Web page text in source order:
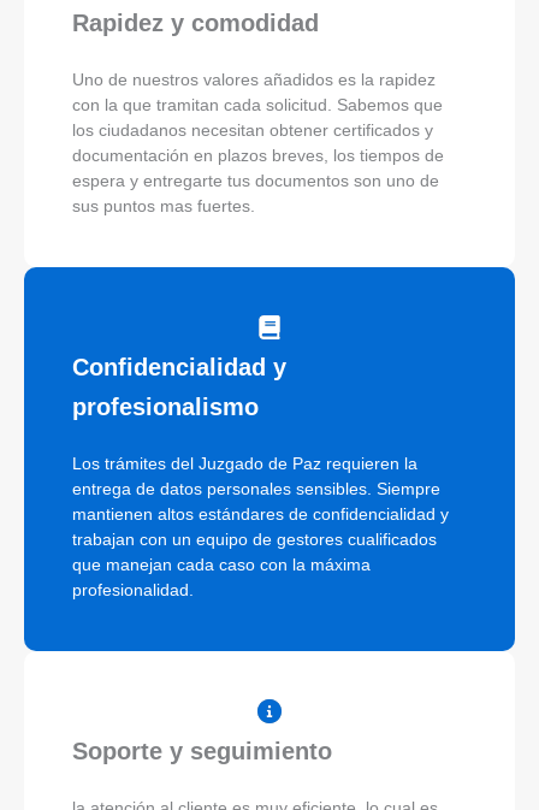
Rapidez y comodidad
Uno de nuestros valores añadidos es la rapidez
con la que tramitan cada solicitud. Sabemos que
los ciudadanos necesitan obtener certificados y
documentación en plazos breves, los tiempos de
espera y entregarte tus documentos son uno de
sus puntos mas fuertes.
Confidencialidad y
profesionalismo
Los trámites del Juzgado de Paz requieren la
entrega de datos personales sensibles. Siempre
mantienen altos estándares de confidencialidad y
trabajan con un equipo de gestores cualificados
que manejan cada caso con la máxima
profesionalidad.
Soporte y seguimiento